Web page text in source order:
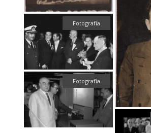
Fotografía
Fotografía